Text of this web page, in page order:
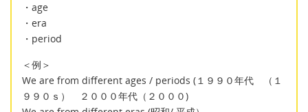
・age
・era
・period
＜例＞
We are from different ages / periods (１９９０年代 （１
９９０ｓ） ２０００年代（２０００)